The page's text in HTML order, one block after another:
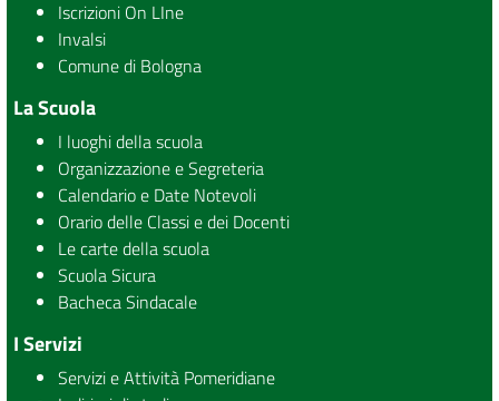
[…]
Iscrizioni On LIne
Invalsi
Comune di Bologna
La Scuola
I luoghi della scuola
Organizzazione e Segreteria
Calendario e Date Notevoli
Orario delle Classi e dei Docenti
Le carte della scuola
Scuola Sicura
Bacheca Sindacale
I Servizi
Servizi e Attività Pomeridiane